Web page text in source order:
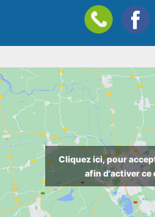
Cliquez ici, pour
afin d'activer ce